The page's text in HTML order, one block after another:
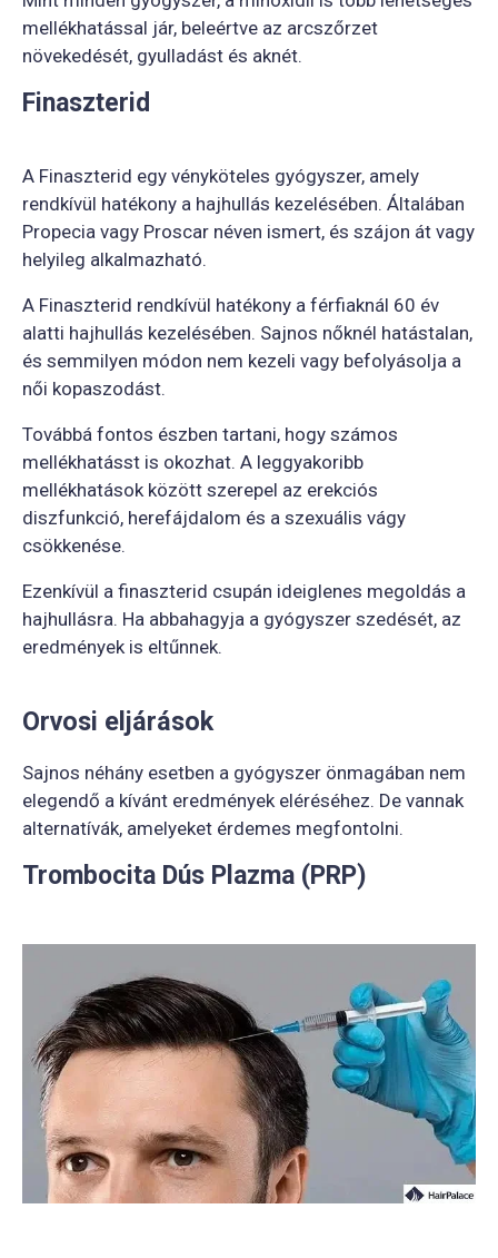
mellékhatással jár, beleértve az arcszőrzet
növekedését, gyulladást és aknét.
Finaszterid
A Finaszterid egy vényköteles gyógyszer, amely
rendkívül hatékony a hajhullás kezelésében. Általában
Propecia vagy Proscar néven ismert, és szájon át vagy
helyileg alkalmazható.
A Finaszterid rendkívül hatékony a férfiaknál 60 év
alatti hajhullás kezelésében. Sajnos nőknél hatástalan,
és semmilyen módon nem kezeli vagy befolyásolja a
női kopaszodást.
Továbbá fontos észben tartani, hogy számos
mellékhatásst is okozhat. A leggyakoribb
mellékhatások között szerepel az erekciós
diszfunkció, herefájdalom és a szexuális vágy
csökkenése.
Ezenkívül a finaszterid csupán ideiglenes megoldás a
hajhullásra. Ha abbahagyja a gyógyszer szedését, az
eredmények is eltűnnek.
Orvosi eljárások
Sajnos néhány esetben a gyógyszer önmagában nem
elegendő a kívánt eredmények eléréséhez. De vannak
alternatívák, amelyeket érdemes megfontolni.
Trombocita Dús Plazma (PRP)